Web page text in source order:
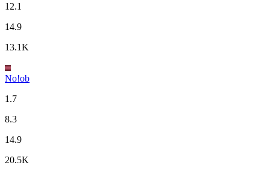
12.1
14.9
13.1K
No!ob
1.7
8.3
14.9
20.5K